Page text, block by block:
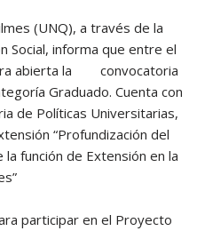
(UNQ), a través de la
Social, informa que entre el
abierta la convocatoria
Graduado. Cuenta con
de Políticas Universitarias,
“Profundización del
función de Extensión en la
participar en el Proyecto